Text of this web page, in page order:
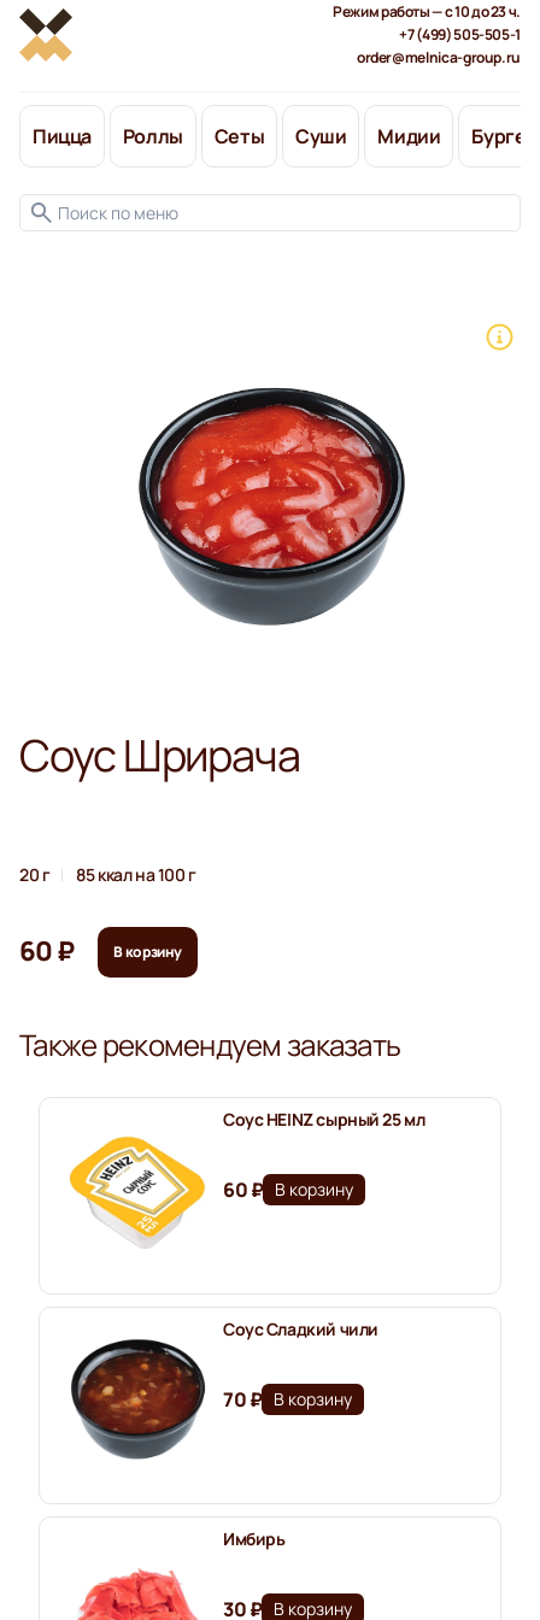
Режим работы — с 10 до 23 ч.
+7 (499) 505-505-1
order@melnica-group.ru
Пицца Роллы Сеты Суши Мидии
Соус Шрирача
20 г 85 ккал на 100 г
60 ₽ В корзину
Также рекомендуем заказать
Соус HEINZ сырный 25 мл
60 ₽ В корзину
Соус Сладкий чили
70 ₽ В корзину
Имбирь
30 ₽ В корзину